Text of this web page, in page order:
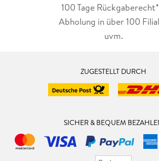
100 Tage
Abholung in über 100
uvm.
ZUGESTELLT DURCH
SICHER & BEQUEM